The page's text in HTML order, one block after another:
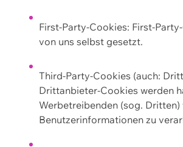
First-Party-Cookies: First-
von uns selbst gesetzt.
Third-Party-Cookies (auch:
Drittanbieter-Cookies werden
Werbetreibenden (sog.
Benutzerinformationen zu